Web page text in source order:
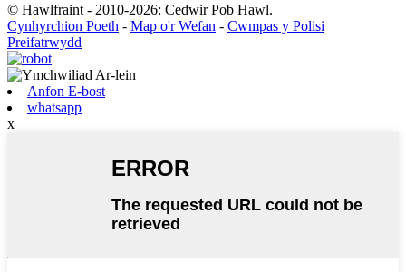
© Hawlfraint - 2010-2026: Cedwir Pob Hawl.
Cynhyrchion Poeth - Map o'r Wefan - Cwmpas y Polisi
Preifatrwydd
Anfon E-bost
whatsapp
x